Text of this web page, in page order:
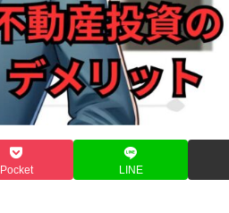
Pocket LINE